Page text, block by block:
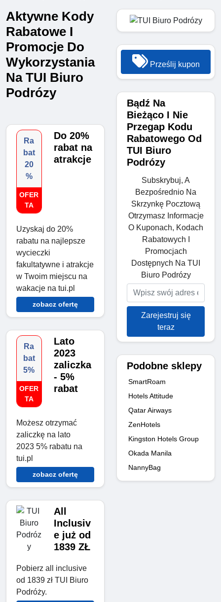
Aktywne Kody
Rabatowe I
Promocje Do
Wykorzystania
Na TUI Biuro
Podrózy
Ra
bat
20
%
OFER
TA
Do 20%
rabat na
atrakcje
Uzyskaj do 20%
rabatu na najlepsze
wycieczki
fakultatywne i atrakcje
w Twoim miejscu na
wakacje na tui.pl
zobacz ofertę
Ra
bat
5%
OFER
TA
Lato
2023
zaliczka
- 5%
rabat
Możesz otrzymać
zaliczkę na lato
2023 5% rabatu na
tui.pl
zobacz ofertę
All
Inclusiv
e już od
1839 ZŁ
Pobierz all inclusive
od 1839 zł TUI Biuro
Podróży.
Prześlij kupon
Bądź Na
Bieżąco I Nie
Przegap Kodu
Rabatowego Od
TUI Biuro
Podrózy
Subskrybuj, A
Bezpośrednio Na
Skrzynkę Pocztową
Otrzymasz Informacje
O Kuponach, Kodach
Rabatowych I
Promocjach
Dostępnych Na TUI
Biuro Podrózy
Zarejestruj się
teraz
Podobne sklepy
SmartRoam
Hotels Attitude
Qatar Airways
ZenHotels
Kingston Hotels Group
Okada Manila
NannyBag